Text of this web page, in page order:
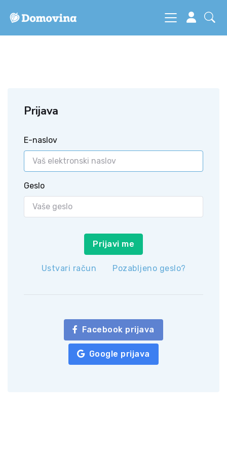
Prijava
E-naslov
Geslo
Prijavi me
Ustvari račun Pozabljeno geslo?
Facebook prijava
Google prijava